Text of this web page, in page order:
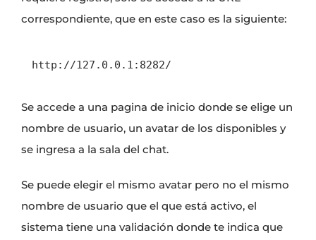
correspondiente, que en este caso es la siguiente:
http://127.0.0.1:8282/
Se accede a una pagina de inicio donde se elige un
nombre de usuario, un avatar de los disponibles y
se ingresa a la sala del chat.
Se puede elegir el mismo avatar pero no el mismo
nombre de usuario que el que está activo, el
sistema tiene una validación donde te indica que